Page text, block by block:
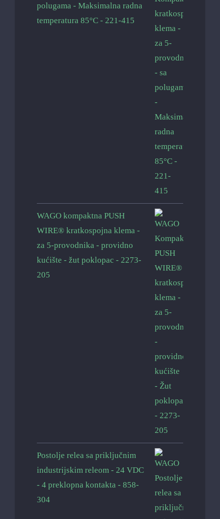
polugama - Maksimalna radna
temperatura 85°C - 221-415
WAGO kompaktna PUSH
WIRE® kratkospojna klema -
za 5-provodnika - providno
kućište - žut poklopac - 2273-
205
Postolje relea sa priključnim
industrijskim releom - 24 VDC
- 4 preklopna kontakta - 858-
304